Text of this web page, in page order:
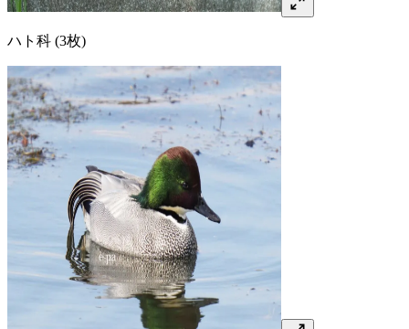
ハト 科 (3枚)